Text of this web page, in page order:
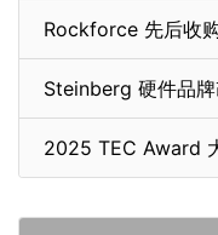
Rockforce 先后收
Steinberg 硬件品
2025 TEC Award